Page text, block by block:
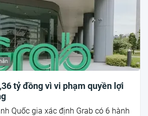
tỷ đồng vì vi phạm quyền lợi
Quốc gia xác định Grab có 6 hành